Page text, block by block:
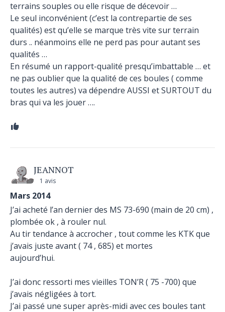
terrains souples ou elle risque de décevoir …
Le seul inconvénient (c’est la contrepartie de ses
qualités) est qu’elle se marque très vite sur terrain
durs .. néanmoins elle ne perd pas pour autant ses
qualités …
En résumé un rapport-qualité presqu’imbattable … et
ne pas oublier que la qualité de ces boules ( comme
toutes les autres) va dépendre AUSSI et SURTOUT du
bras qui va les jouer ….
JEANNOT
1 avis
Mars 2014
J’ai acheté l’an dernier des MS 73-690 (main de 20 cm) ,
plombée ok , à rouler nul.
Au tir tendance à accrocher , tout comme les KTK que
j’avais juste avant ( 74 , 685) et mortes
aujourd’hui.
J’ai donc ressorti mes vieilles TON’R ( 75 -700) que
j’avais négligées à tort.
J’ai passé une super après-midi avec ces boules tant